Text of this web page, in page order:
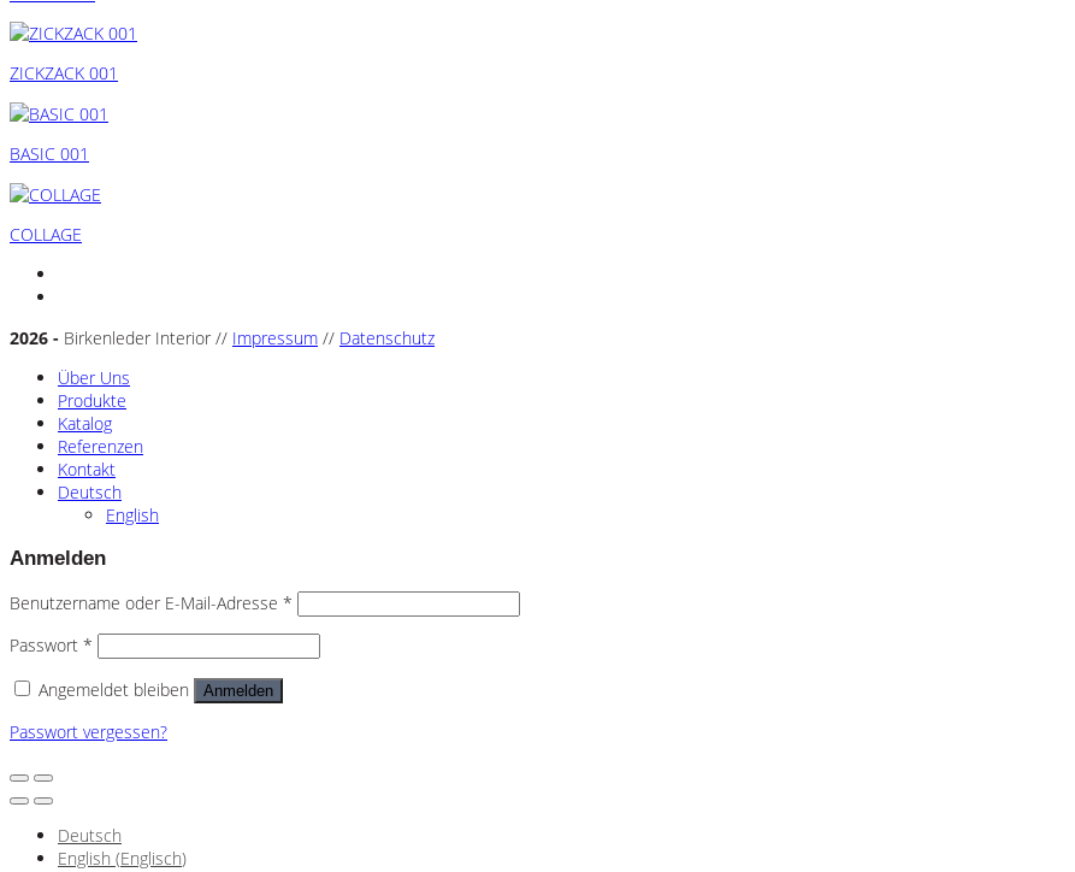
ZICKZACK 001
BASIC 001
COLLAGE
2026 - Birkenleder Interior // Impressum // Datenschutz
Über Uns
Produkte
Katalog
Referenzen
Kontakt
Deutsch
English
Anmelden
Benutzername oder E-Mail-Adresse *
Passwort *
Angemeldet bleiben
Anmelden
Passwort vergessen?
Deutsch
English (Englisch)